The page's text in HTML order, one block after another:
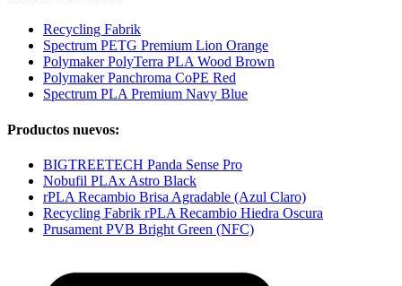
Recycling Fabrik
Spectrum PETG Premium Lion Orange
Polymaker PolyTerra PLA Wood Brown
Polymaker Panchroma CoPE Red
Spectrum PLA Premium Navy Blue
Productos nuevos:
BIGTREETECH Panda Sense Pro
Nobufil PLAx Astro Black
rPLA Recambio Brisa Agradable (Azul Claro)
Recycling Fabrik rPLA Recambio Hiedra Oscura
Prusament PVB Bright Green (NFC)